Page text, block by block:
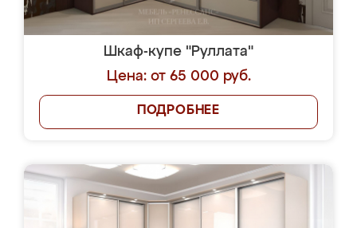
Шкаф-купе "Руллата"
Цена: от 65 000 руб.
ПОДРОБНЕЕ